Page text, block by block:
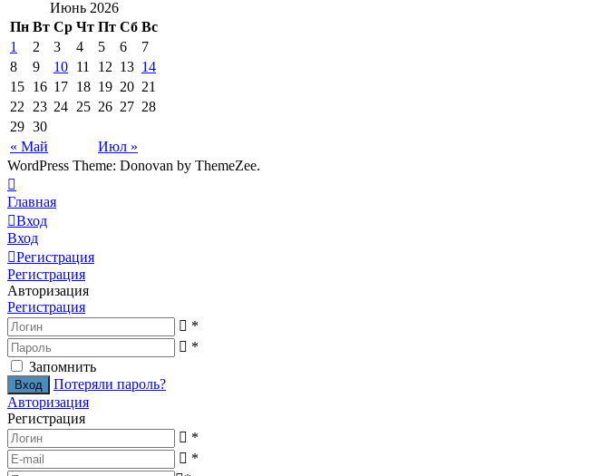
Июнь 2026
Пн Вт Ср Чт Пт Сб Вс
« Май Июл »
1 2 3 4 5 6
7
8
9 10 11 12 13 14
15 16 17 18 19 20 21
22
23 24 25 26 27 28
29 30
WordPress Theme: Donovan by ThemeZee.
Главная
Вход
Вход
Регистрация
Регистрация
Авторизация
Регистрация
*
*
Запомнить
Потеряли пароль?
Авторизация
Регистрация
*
*